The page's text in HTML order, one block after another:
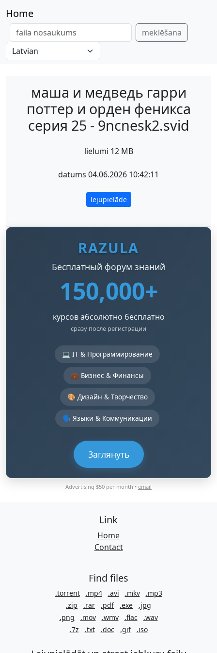
Home
meklēšana
маша и медведь гарри
поттер и орден феникса
серия 25 - 9ncnesk2.svid
lielumi 12 MB
datums 04.06.2026 10:42:11
lejupielāde
RAZULA
Бесплатный форум знаний
150,000+
курсов абсолютно бесплатно
сразу после регистрации
💻 IT & Программирование
💼 Бизнес & Финансы
🎨 Дизайн & Творчество
🗣️ Языки & Коммуникации
Заглянуть
Advertising $50 per month • email
Link
Home
Contact
Find files
.torrent .mp4 .avi .mkv
.mp3
.zip
.rar .pdf .exe
.jpg
.png
.mov .wmv .flac
.wav
.7z
.txt .doc .gif .iso